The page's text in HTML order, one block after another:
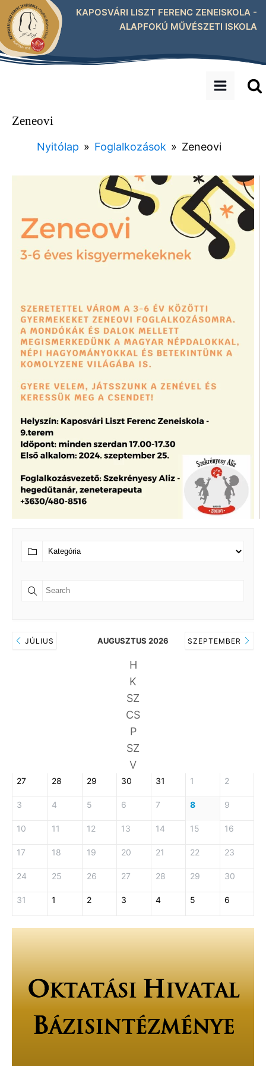
KAPOSVÁRI LISZT FERENC ZENEISKOLA -
ALAPFOKÚ MŰVÉSZETI ISKOLA
Zeneovi
Nyitólap » Foglalkozások » Zeneovi
JÚLIUS AUGUSZTUS 2026 SZEPTEMBER
H
K
SZ
CS
P
SZ
V
27 28 29 30 31 1 2
3 4 5 6 7 8 9
10 11 12 13 14 15 16
17 18 19 20 21 22 23
24 25 26 27 28 29 30
31 1 2 3 4 5 6